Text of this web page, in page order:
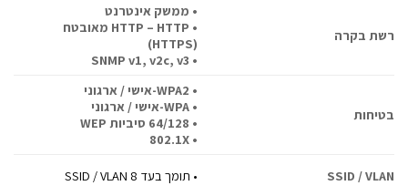
רשת בקרה
• ממשק אינטרנט
• HTTP – HTTP מאובטח
(HTTPS)
• SNMP v1, v2c, v3
בטיחות
• WPA2-אישי / ארגוני
• WPA-אישי / ארגוני
• 64/128 סיביות WEP
• 802.1X
SSID / VLAN • תומך בעד 8 SSID / VLAN